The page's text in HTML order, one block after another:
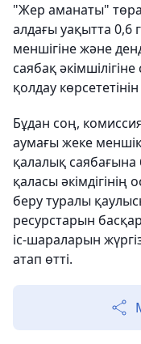
"Жер аманаты"
алдағы уақытта 0,6
меншігіне және
саябақ
қолдау көрсететінін
Бұдан соң,
аумағы жеке
қалалық
қаласы
беру туралы
ресурстарын
іс-шараларын
атап өтті.